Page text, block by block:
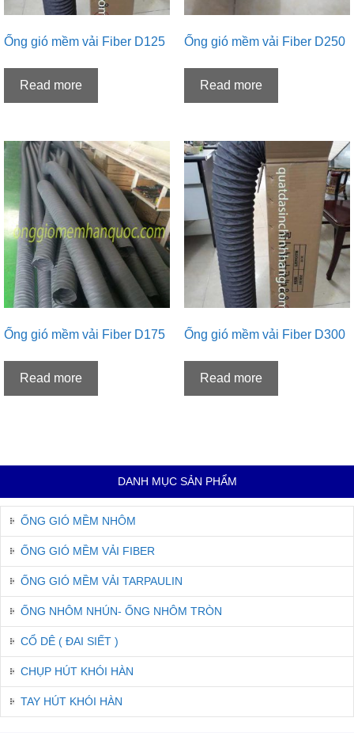
Ống gió mềm vải Fiber D125
Read more
Ống gió mềm vải Fiber D250
Read more
Ống gió mềm vải Fiber D175
Read more
Ống gió mềm vải Fiber D300
Read more
DANH MỤC SẢN PHẨM
ỐNG GIÓ MỀM NHÔM
ỐNG GIÓ MỀM VẢI FIBER
ỐNG GIÓ MỀM VẢI TARPAULIN
ỐNG NHÔM NHÚN- ỐNG NHÔM TRÒN
CỔ DÊ ( ĐAI SIẾT )
CHỤP HÚT KHÓI HÀN
TAY HÚT KHÓI HÀN